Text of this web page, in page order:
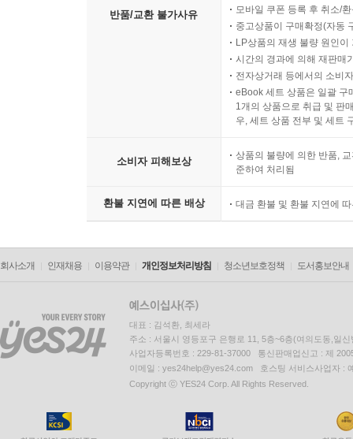
반품/교환 불가사유
모바일 쿠폰 등록 후 취소/
중고상품이 구매확정(자동
LP상품의 재생 불량 원인
시간의 경과에 의해 재판매
전자상거래 등에서의 소비
eBook 세트 상품은 일괄 구
1개의 상품으로 취급 및 판
우, 세트 상품 전부 및 세트
소비자 피해보상
상품의 불량에 의한 반품,
준하여 처리됨
환불 지연에 따른 배상 대금 환불 및 환불 지연에
회사소개 인재채용 이용약관 개인정보처리방침 청소년보호정책 도서홍보안내
대표 : 김석환, 최세라
주소 : 서울시 영등포구 은행로 11, 5층~6층(여의도동,일신
사업자등록번호 : 229-81-37000 통신판매업신고 : 제
이메일 : yes24help@yes24.com 호스팅 서비스사업자 :
Copyright ⓒ YES24 Corp. All Rights Reserved.